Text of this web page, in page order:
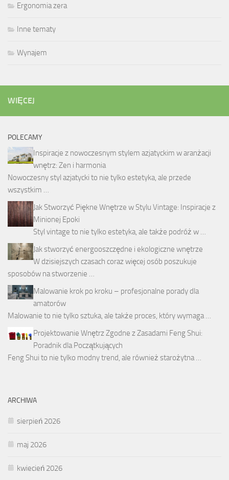
Ergonomia zera
Inne tematy
Wynajem
WIĘCEJ
POLECAMY
Inspiracje z nowoczesnym stylem azjatyckim w aranżacji
wnętrz: Zen i harmonia
Nowoczesny styl azjatycki to nie tylko estetyka, ale przede
wszystkim …
Jak Stworzyć Piękne Wnętrze w Stylu Vintage: Inspiracje z
Minionej Epoki
Styl vintage to nie tylko estetyka, ale także podróż w …
Jak stworzyć energooszczędne i ekologiczne wnętrze
W dzisiejszych czasach coraz więcej osób poszukuje
sposobów na stworzenie …
Malowanie krok po kroku – profesjonalne porady dla
amatorów
Malowanie to nie tylko sztuka, ale także proces, który wymaga …
Projektowanie Wnętrz Zgodne z Zasadami Feng Shui:
Poradnik dla Początkujących
Feng Shui to nie tylko modny trend, ale również starożytna …
ARCHIWA
sierpień 2026
maj 2026
kwiecień 2026